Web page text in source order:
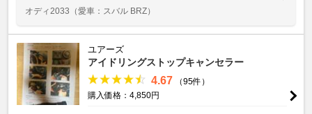
オディ2033 （愛車：スバル BRZ）
ユアーズ
アイドリングストップキャンセラー
4.67
（95件）
購入価格：4,850円